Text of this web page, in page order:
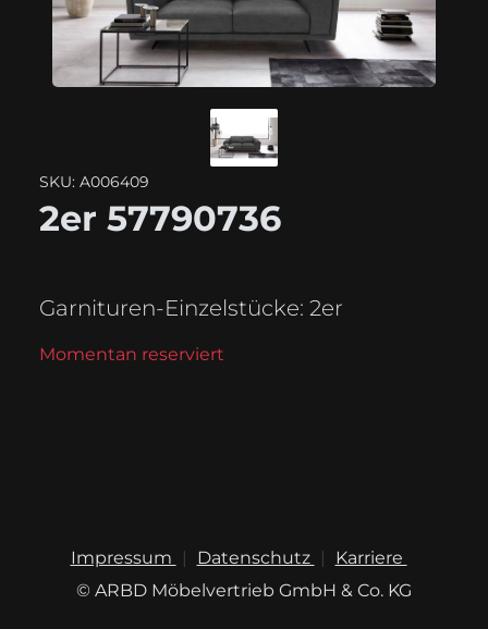
SKU: A006409
2er 57790736
Garnituren-Einzelstücke: 2er
Momentan reserviert
Impressum Datenschutz
Karriere
© ARBD Möbelvertrieb GmbH & Co. KG